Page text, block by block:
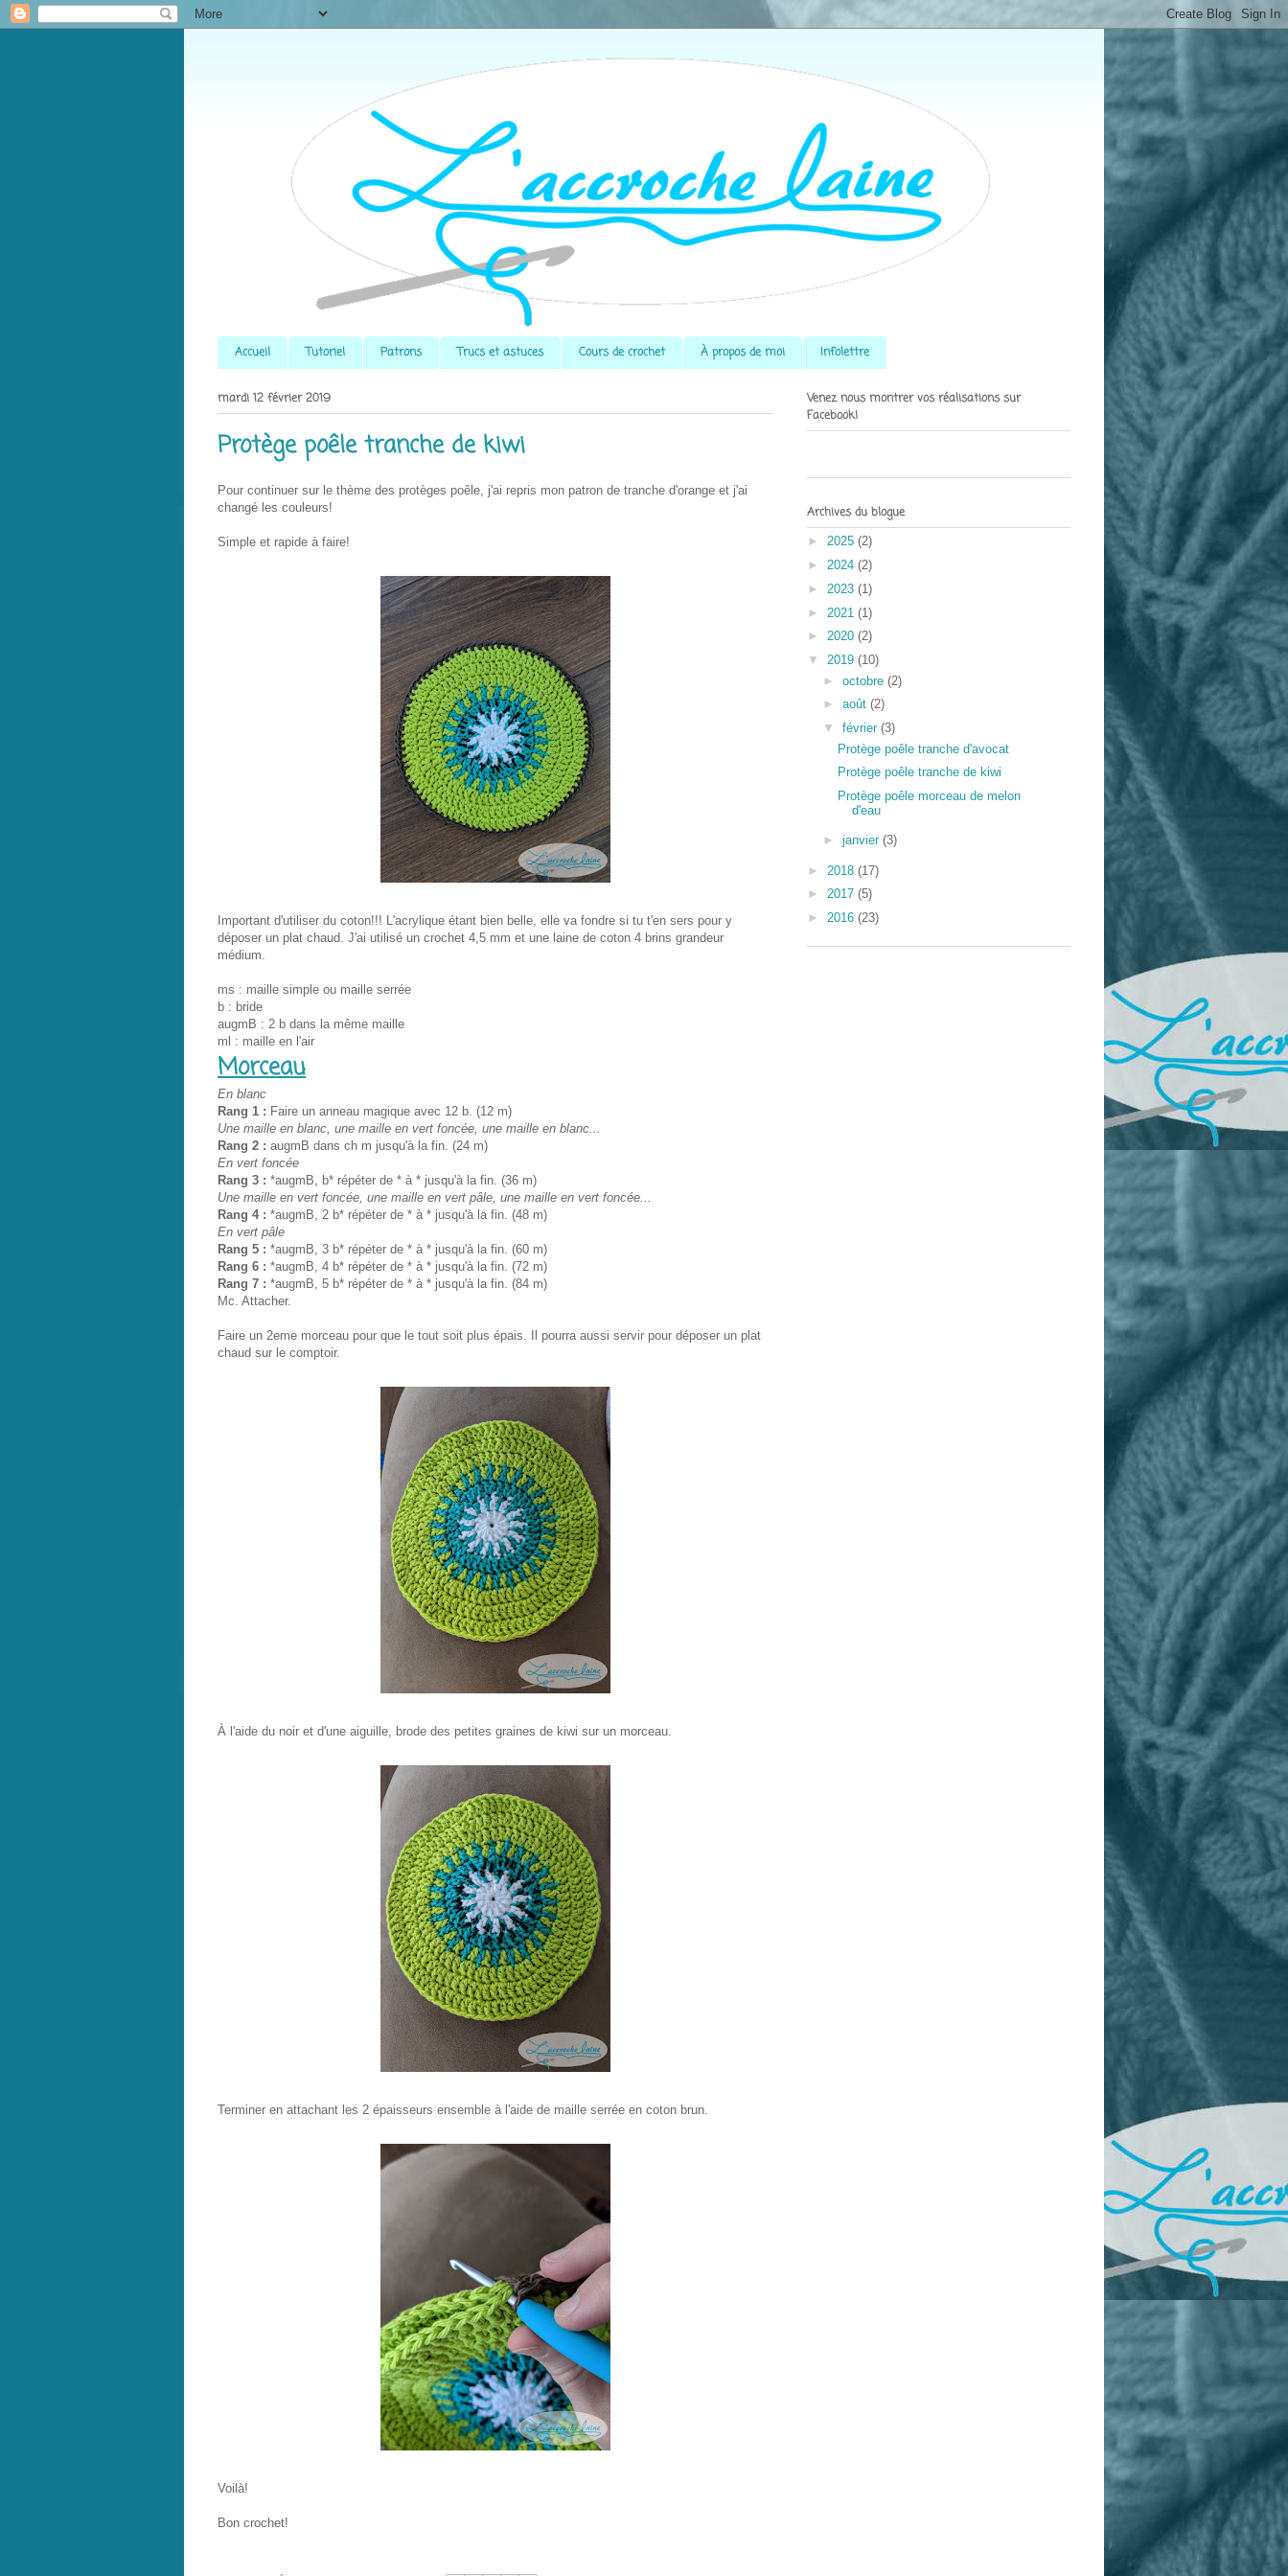
Accueil Tutoriel Patrons Trucs et astuces Cours de crochet À propos de moi Infolettre
mardi 12 février 2019
Protège poêle tranche de kiwi
Pour continuer sur le thème des protèges poêle, j'ai repris mon patron de tranche d'orange et j'ai
changé les couleurs!
Simple et rapide à faire!
Important d'utiliser du coton!!! L'acrylique étant bien belle, elle va fondre si tu t'en sers pour y
déposer un plat chaud. J'ai utilisé un crochet 4,5 mm et une laine de coton 4 brins grandeur
médium.
ms : maille simple ou maille serrée
b : bride
augmB : 2 b dans la même maille
ml : maille en l'air
Morceau
En blanc
Rang 1 : Faire un anneau magique avec 12 b. (12 m)
Une maille en blanc, une maille en vert foncée, une maille en blanc...
Rang 2 : augmB dans ch m jusqu'à la fin. (24 m)
En vert foncée
Rang 3 : *augmB, b* répéter de * à * jusqu'à la fin. (36 m)
Une maille en vert foncée, une maille en vert pâle, une maille en vert foncée...
Rang 4 : *augmB, 2 b* répéter de * à * jusqu'à la fin. (48 m)
En vert pâle
Rang 5 : *augmB, 3 b* répéter de * à * jusqu'à la fin. (60 m)
Rang 6 : *augmB, 4 b* répéter de * à * jusqu'à la fin. (72 m)
Rang 7 : *augmB, 5 b* répéter de * à * jusqu'à la fin. (84 m)
Mc. Attacher.
Faire un 2eme morceau pour que le tout soit plus épais. Il pourra aussi servir pour déposer un plat
chaud sur le comptoir.
À l'aide du noir et d'une aiguille, brode des petites graines de kiwi sur un morceau.
Terminer en attachant les 2 épaisseurs ensemble à l'aide de maille serrée en coton brun.
Voilà!
Bon crochet!
Venez nous montrer vos réalisations sur
Facebook!
Archives du blogue
► 2025 (2)
► 2024 (2)
► 2023 (1)
► 2021 (1)
► 2020 (2)
▼ 2019 (10)
► octobre (2)
► août (2)
▼ février (3)
Protège poêle tranche d'avocat
Protège poêle tranche de kiwi
Protège poêle morceau de melon
d'eau
► janvier (3)
► 2018 (17)
► 2017 (5)
► 2016 (23)